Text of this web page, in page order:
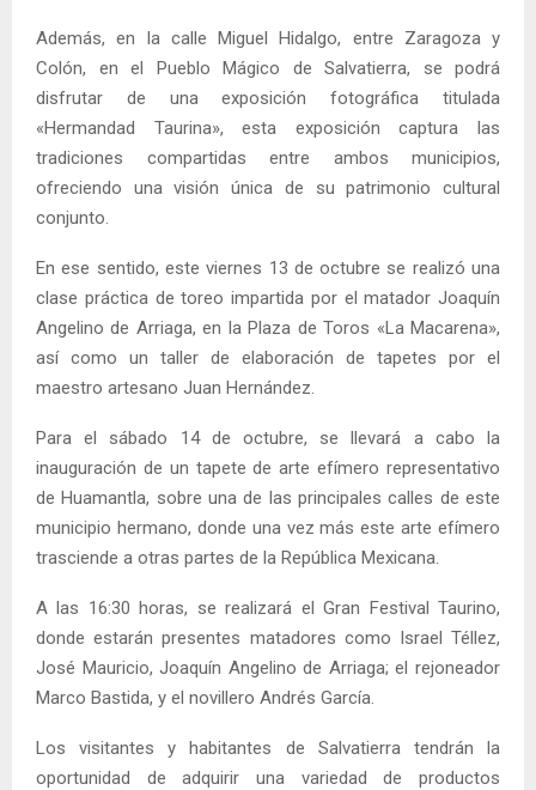
Además, en la calle Miguel Hidalgo, entre Zaragoza y
Colón, en el Pueblo Mágico de Salvatierra, se podrá
disfrutar de una exposición fotográfica titulada
«Hermandad Taurina», esta exposición captura las
tradiciones compartidas entre ambos municipios,
ofreciendo una visión única de su patrimonio cultural
conjunto.
En ese sentido, este viernes 13 de octubre se realizó una
clase práctica de toreo impartida por el matador Joaquín
Angelino de Arriaga, en la Plaza de Toros «La Macarena»,
así como un taller de elaboración de tapetes por el
maestro artesano Juan Hernández.
Para el sábado 14 de octubre, se llevará a cabo la
inauguración de un tapete de arte efímero representativo
de Huamantla, sobre una de las principales calles de este
municipio hermano, donde una vez más este arte efímero
trasciende a otras partes de la República Mexicana.
A las 16:30 horas, se realizará el Gran Festival Taurino,
donde estarán presentes matadores como Israel Téllez,
José Mauricio, Joaquín Angelino de Arriaga; el rejoneador
Marco Bastida, y el novillero Andrés García.
Los visitantes y habitantes de Salvatierra tendrán la
oportunidad de adquirir una variedad de productos